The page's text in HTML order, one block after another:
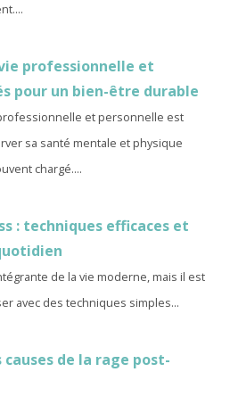
professionnelle et
pour un bien-être durable
et personnelle est
sa santé mentale et physique
chargé....
: techniques efficaces et
de la vie moderne, mais il est
avec des techniques simples...
de la rage post-